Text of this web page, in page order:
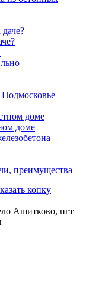
доме
преимущества
копку
Ашитково, пгт